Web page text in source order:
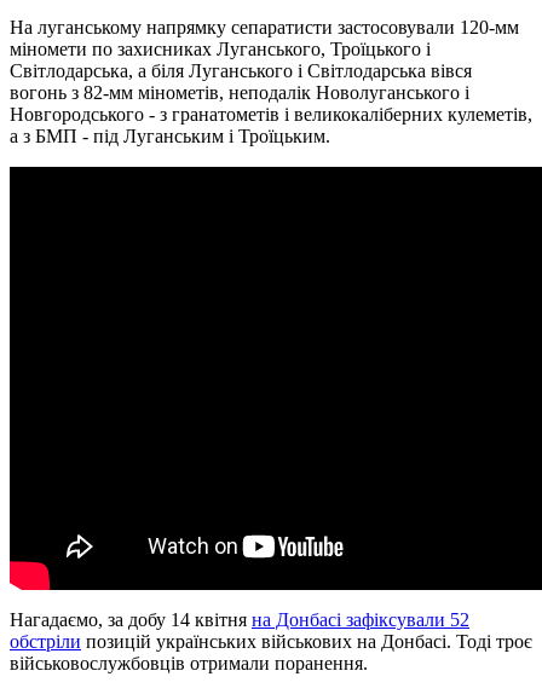
На луганському напрямку сепаратисти застосовували 120-мм
міномети по захисниках Луганського, Троїцького і
Світлодарська, а біля Луганського і Світлодарська вівся
вогонь з 82-мм мінометів, неподалік Новолуганського і
Новгородського - з гранатометів і великокаліберних кулеметів,
а з БМП - під Луганським і Троїцьким.
Нагадаємо, за добу 14 квітня на Донбасі зафіксували 52
обстріли позицій українських військових на Донбасі. Тоді троє
військовослужбовців отримали поранення.